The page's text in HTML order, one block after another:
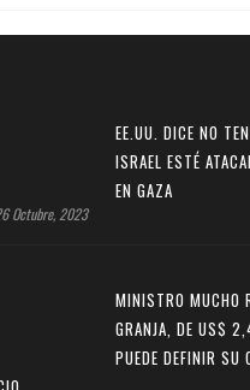
EE.UU. DICE NO
ISRAEL ESTÉ
EN GAZA
Octubre, 2023
MINISTRO MUCHO
GRANJA, DE US$
PUEDE DEFINIR SU